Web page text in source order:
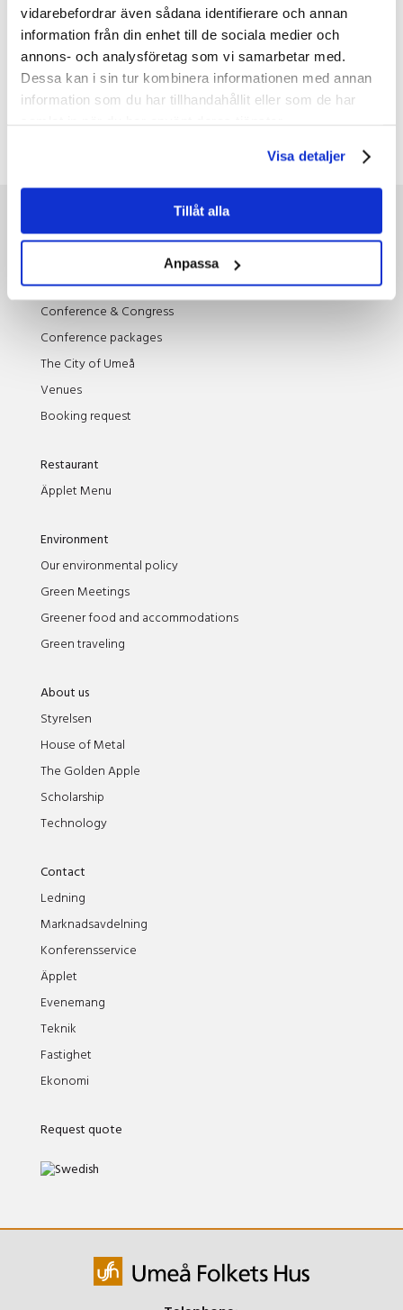
vidarebefordrar även sådana identifierare och annan
information från din enhet till de sociala medier och
annons- och analysföretag som vi samarbetar med.
Dessa kan i sin tur kombinera informationen med annan
information som du har tillhandahållit eller som de har
Visa detaljer
Tillåt alla
Anpassa
Services
Conference & Congress
Conference packages
The City of Umeå
Venues
Booking request
Restaurant
Äpplet Menu
Environment
Our environmental policy
Green Meetings
Greener food and accommodations
Green traveling
About us
Styrelsen
House of Metal
The Golden Apple
Scholarship
Technology
Contact
Ledning
Marknadsavdelning
Konferensservice
Äpplet
Evenemang
Teknik
Fastighet
Ekonomi
Request quote